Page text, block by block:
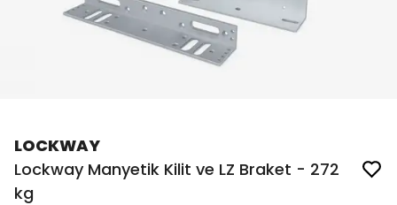
LOCKWAY
Lockway Manyetik Kilit ve LZ Braket - 272
kg